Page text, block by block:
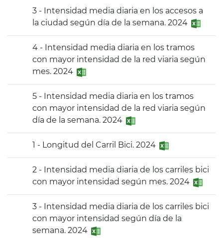
3 - Intensidad media diaria en los accesos a
la ciudad según día de la semana. 2024
4 - Intensidad media diaria en los tramos
con mayor intensidad de la red viaria según
mes. 2024
5 - Intensidad media diaria en los tramos
con mayor intensidad de la red viaria según
día de la semana. 2024
1 - Longitud del Carril Bici. 2024
2 - Intensidad media diaria de los carriles bici
con mayor intensidad según mes. 2024
3 - Intensidad media diaria de los carriles bici
con mayor intensidad según día de la
semana. 2024